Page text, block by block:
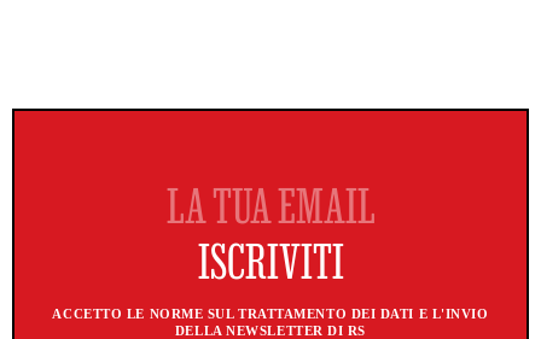
ACCETTO LE NORME SUL TRATTAMENTO DEI DATI E L'INVIO
DELLA NEWSLETTER DI RS